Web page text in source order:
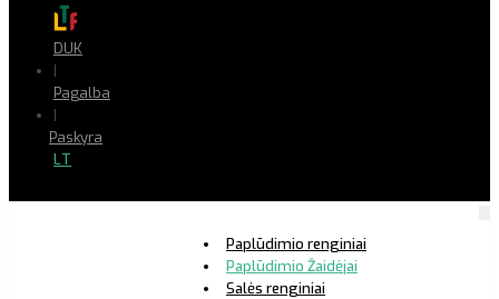
DUK
|
Pagalba
|
Paskyra
LT
Paplūdimio renginiai
Paplūdimio Žaidėjai
Salės renginiai